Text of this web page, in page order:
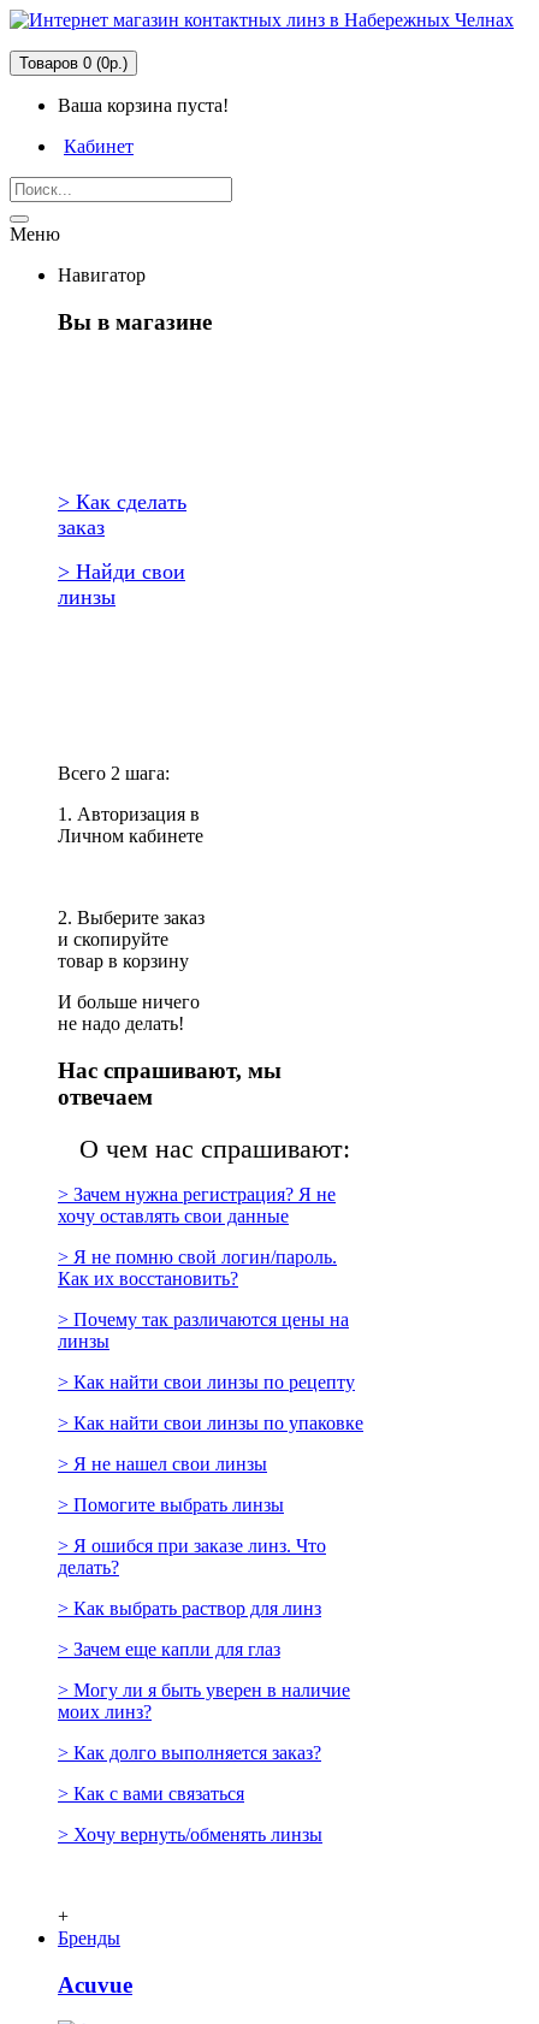
Товаров 0 (0р.)
Ваша корзина пуста!
Кабинет
Меню
Навигатор
Вы в магазине
> Как сделать
заказ
> Найди свои
линзы
Всего 2 шага:
1. Авторизация в
Личном кабинете
2. Выберите заказ
и скопируйте
товар в корзину
И больше ничего
не надо делать!
Нас спрашивают, мы
отвечаем
О чем нас спрашивают:
> Зачем нужна регистрация? Я не
хочу оставлять свои данные
> Я не помню свой логин/пароль.
Как их восстановить?
> Почему так различаются цены на
линзы
> Как найти свои линзы по рецепту
> Как найти свои линзы по упаковке
> Я не нашел свои линзы
> Помогите выбрать линзы
> Я ошибся при заказе линз. Что
делать?
> Как выбрать раствор для линз
> Зачем еще капли для глаз
> Могу ли я быть уверен в наличие
моих линз?
> Как долго выполняется заказ?
> Как с вами связаться
> Хочу вернуть/обменять линзы
+
Бренды
Acuvue